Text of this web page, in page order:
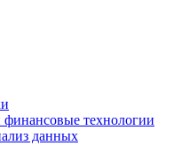
технологии
данных